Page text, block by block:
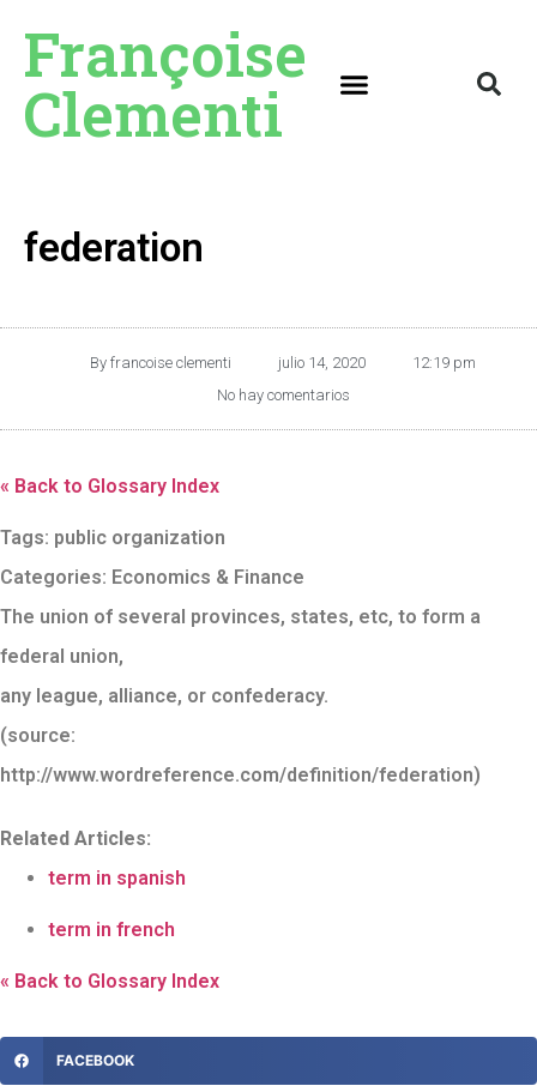
Françoise
Clementi
federation
By francoise clementi julio 14, 2020
12:19 pm
No hay comentarios
« Back to Glossary Index
Tags: public organization
Categories: Economics & Finance
The union of several provinces, states, etc, to form a
federal union,
any league, alliance, or confederacy.
(source:
http://www.wordreference.com/definition/federation)
Related Articles:
term in spanish
term in french
« Back to Glossary Index
FACEBOOK